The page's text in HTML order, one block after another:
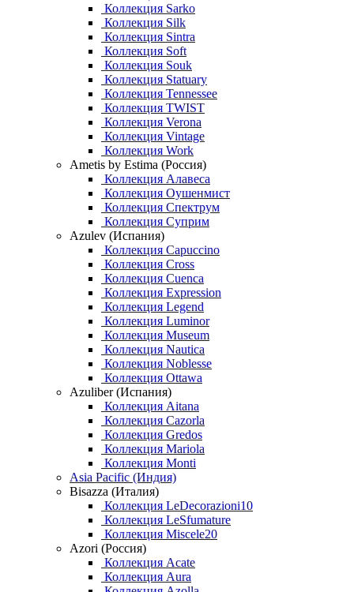
Коллекция Sarko
Коллекция Silk
Коллекция Sintra
Коллекция Soft
Коллекция Souk
Коллекция Statuary
Коллекция Tennessee
Коллекция TWIST
Коллекция Verona
Коллекция Vintage
Коллекция Work
Ametis by Estima (Россия)
Коллекция Алавеса
Коллекция Оушенмист
Коллекция Спектрум
Коллекция Суприм
Azulev (Испания)
Коллекция Capuccino
Коллекция Cross
Коллекция Cuenca
Коллекция Expression
Коллекция Legend
Коллекция Luminor
Коллекция Museum
Коллекция Nautica
Коллекция Noblesse
Коллекция Ottawa
Azuliber (Испания)
Коллекция Aitana
Коллекция Cazorla
Коллекция Gredos
Коллекция Mariola
Коллекция Monti
Asia Pacific (Индия)
Bisazza (Италия)
Коллекция LeDecorazioni10
Коллекция LeSfumature
Коллекция Miscele20
Azori (Россия)
Коллекция Acate
Коллекция Aura